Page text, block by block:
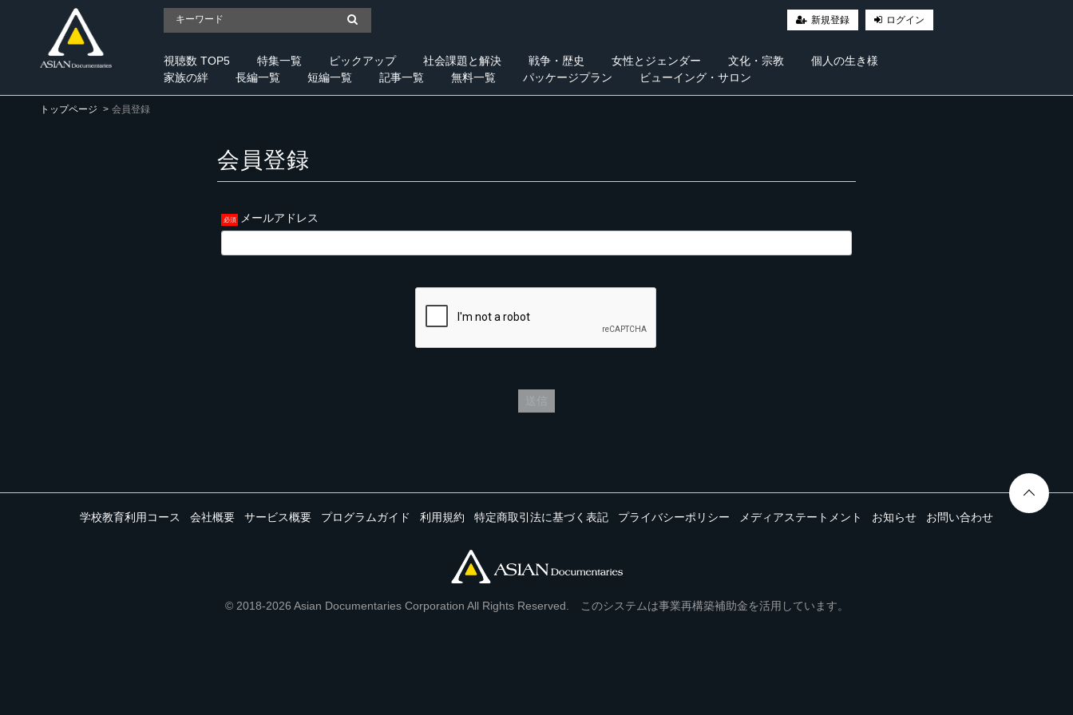
新規登録 ログイン
視聴数 TOP5 特集一覧 ピックアップ 社会課題と解決 戦争・歴史 女性とジェンダー 文化・宗教
個人の生き様
家族の絆
長編一覧 短編一覧 記事一覧 無料一覧 パッケージプラン ビューイング・サロン
トップページ 会員登録
会員登録
メールアドレス
学校教育利用コース 会社概要 サービス概要 プログラムガイド 利用規約 特定商取引法に基づく表記 プライバシーポリシー メディアステートメント お知らせ お問い合わせ
© 2018-2026 Asian Documentaries Corporation All Rights Reserved. このシステムは事業再構築補助金を活用しています。